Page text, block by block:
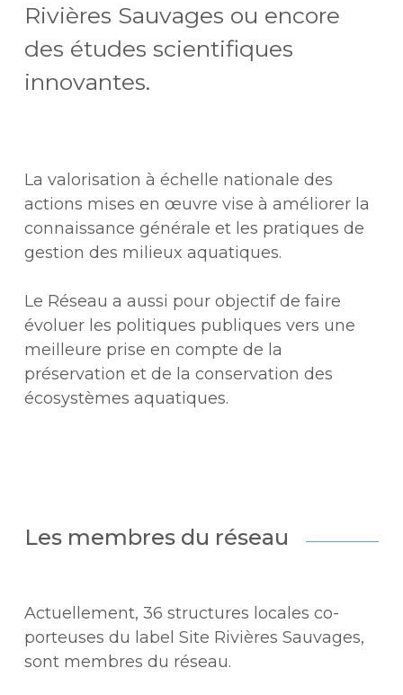
Rivières Sauvages ou encore
des études scientifiques
innovantes.
La valorisation à échelle nationale des
actions mises en œuvre vise à améliorer la
connaissance générale et les pratiques de
gestion des milieux aquatiques.
Le Réseau a aussi pour objectif de faire
évoluer les politiques publiques vers une
meilleure prise en compte de la
préservation et de la conservation des
écosystèmes aquatiques.
Les membres du réseau
Actuellement, 36 structures locales co-
porteuses du label Site Rivières Sauvages,
sont membres du réseau.